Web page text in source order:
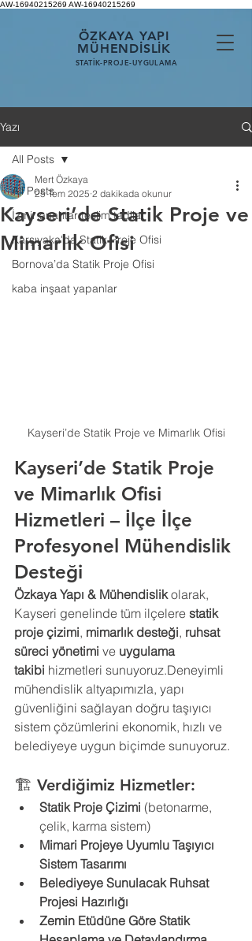
AW-16940215269 AW-16940215269
ÖZKAYA YAPI
MÜHENDİSLİK
STATİK-PROJE-UYGULAMA
Yazı
All Posts
İzmir anahtar teslim tadilat
Karşıyaka'da Statik Proje Ofisi
Bornova’da Statik Proje Ofisi
kaba inşaat yapanlar
All Posts
Kayseri’de Statik Proje ve
Mimarlık Ofisi
Mert Özkaya
25 Tem 2025 2 dakikada okunur
Kayseri’de Statik Proje ve Mimarlık Ofisi
Kayseri’de Statik Proje
ve Mimarlık Ofisi
Hizmetleri – İlçe İlçe
Profesyonel Mühendislik
Desteği
Özkaya Yapı & Mühendislik olarak,
Kayseri genelinde tüm ilçelere statik
proje çizimi, mimarlık desteği, ruhsat
süreci yönetimi ve uygulama
takibi hizmetleri sunuyoruz.Deneyimli
mühendislik altyapımızla, yapı
güvenliğini sağlayan doğru taşıyıcı
sistem çözümlerini ekonomik, hızlı ve
belediyeye uygun biçimde sunuyoruz.
🏗️ Verdiğimiz Hizmetler:
Statik Proje Çizimi (betonarme,
çelik, karma sistem)
Mimari Projeye Uyumlu Taşıyıcı
Sistem Tasarımı
Belediyeye Sunulacak Ruhsat
Projesi Hazırlığı
Zemin Etüdüne Göre Statik